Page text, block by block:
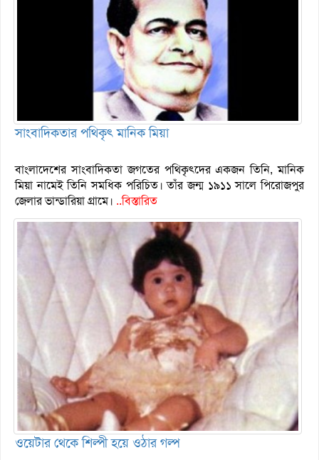
সাংবাদিকতার পথিকৃৎ মানিক মিয়া
বাংলাদেশের সাংবাদিকতা জগতের পথিকৃৎদের একজন তিনি, মানিক
মিয়া নামেই তিনি সমধিক পরিচিত। তাঁর জন্ম ১৯১১ সালে পিরোজপুর
জেলার ভান্ডারিয়া গ্রামে। ..বিস্তারিত
ওয়েটার থেকে শিল্পী হয়ে ওঠার গল্প